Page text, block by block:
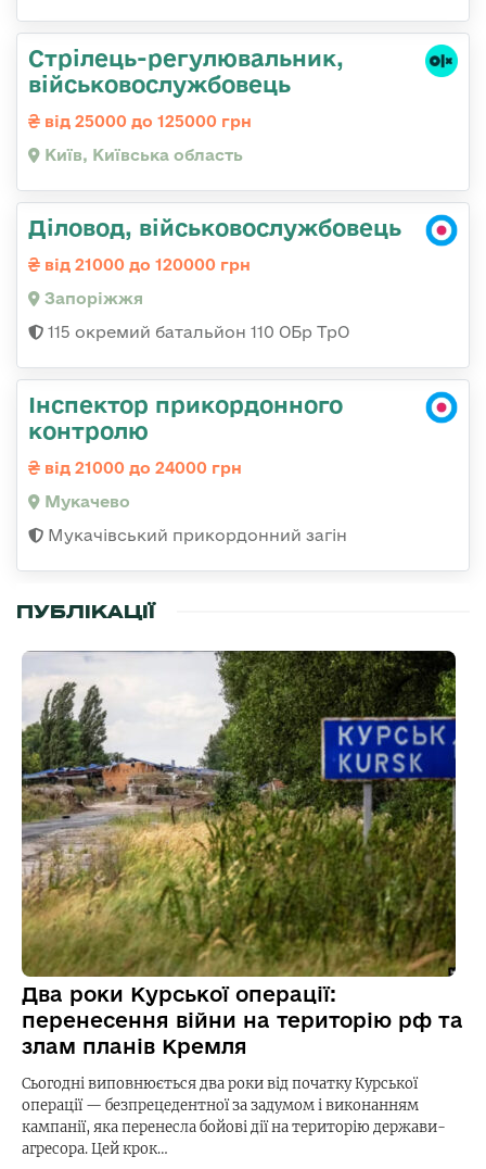
Стpілець-регулювальник,
військовослужбовець
від 25000 до 125000 грн
Київ, Київська область
Діловод, військовослужбовець
від 21000 до 120000 грн
Запоріжжя
115 окремий батальйон 110 ОБр ТрО
Інспектор прикордонного
контролю
від 21000 до 24000 грн
Мукачево
Мукачівський прикордонний загін
ПУБЛІКАЦІЇ
Два роки Курської операції:
перенесення війни на територію рф та
злам планів Кремля
Сьогодні виповнюється два роки від початку Курської
операції — безпрецедентної за задумом і виконанням
кампанії, яка перенесла бойові дії на територію держави-
агресора. Цей крок…